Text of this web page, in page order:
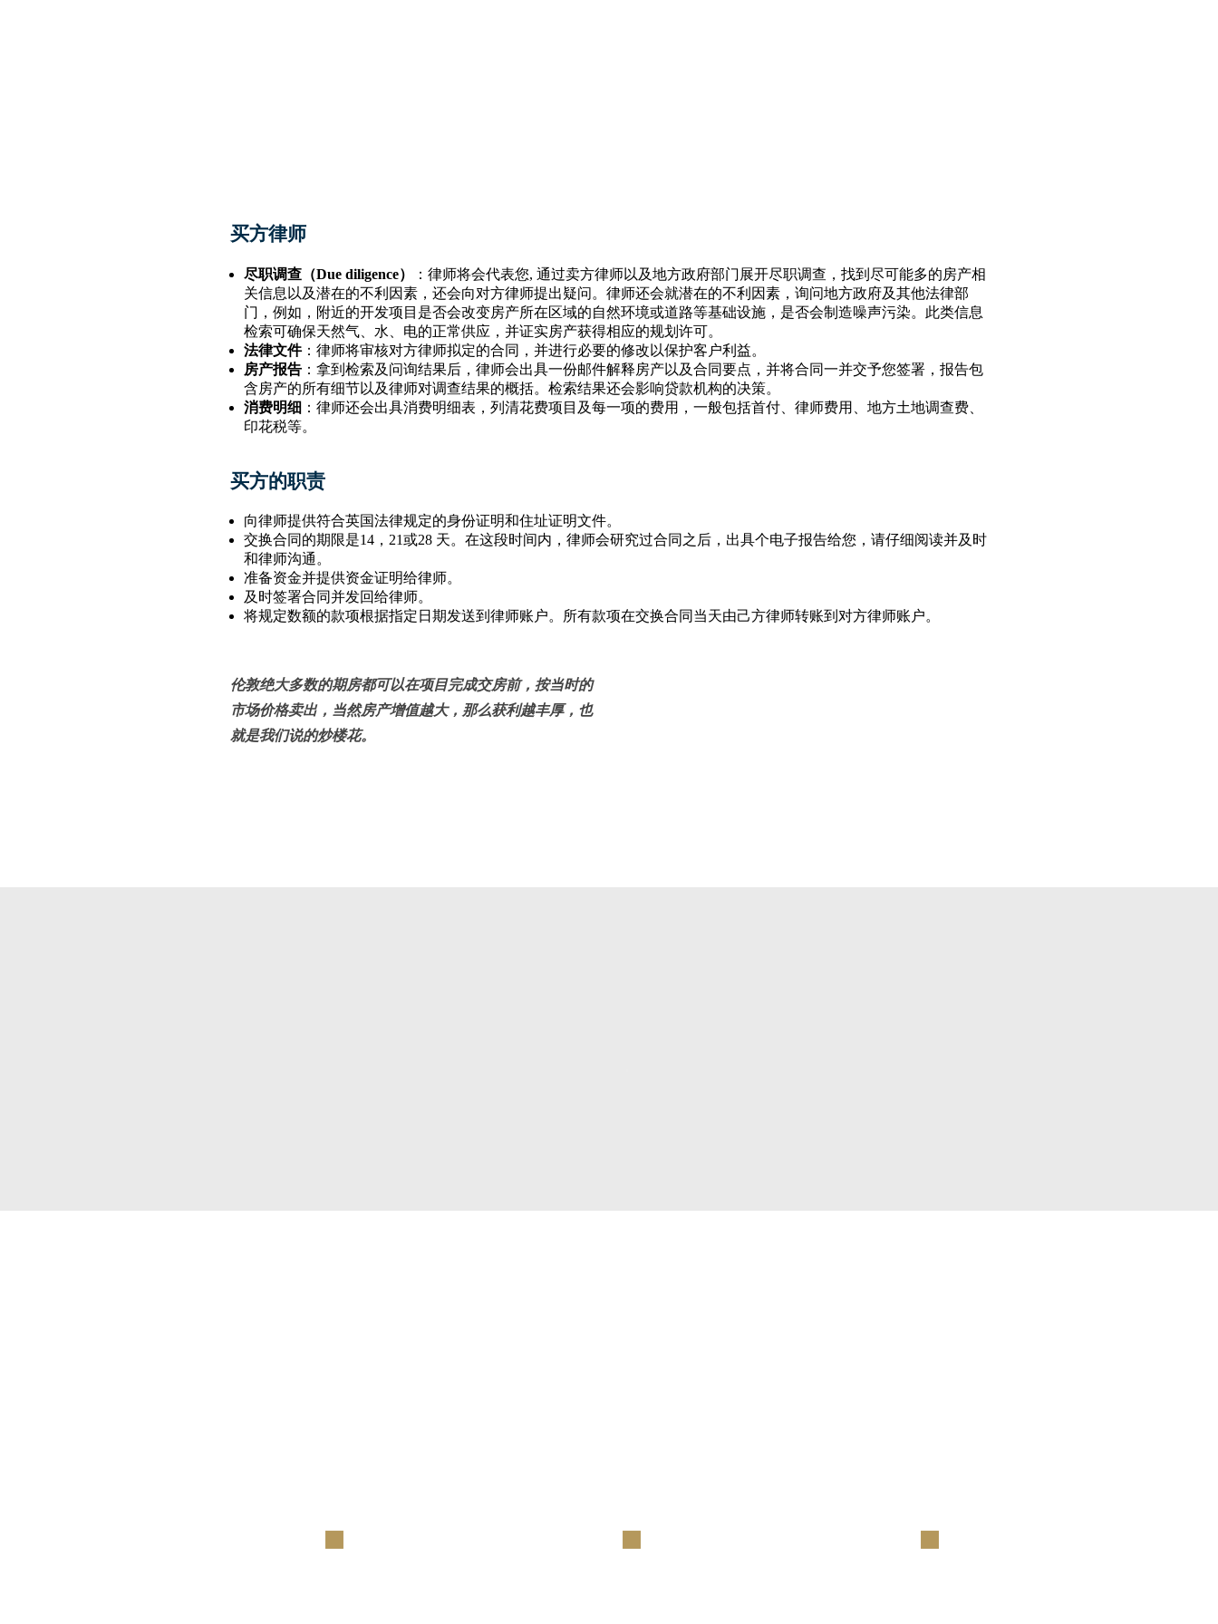
买方律师
尽职调查（Due diligence）
：律师将会代表您, 通过卖方律师以及地方政府部门展开尽职调查，找到尽可能多的房产相
关信息以及潜在的不利因素，还会向对方律师提出疑问。律师还会就潜在的不利因素，询问地方政府及其他法律部
门，例如，附近的开发项目是否会改变房产所在区域的自然环境或道路等基础设施，是否会制造噪声污染。此类信息
检索可确保天然气、水、电的正常供应，并证实房产获得相应的规划许可。
法律文件：律师将审核对方律师拟定的合同，并进行必要的修改以保护客户利益。
房产报告 ：拿到检索及问询结果后，律师会出具一份邮件解释房产以及合同要点，并将合同一并交予您签署，报告包
含房产的所有细节以及律师对调查结果的概括。检索结果还会影响贷款机构的决策。
消费明细 ：律师还会出具消费明细表，列清花费项目及每一项的费用，一般包括首付、律师费用、地方土地调查费、
印花税等。
买方的职责
向律师提供符合英国法律规定的身份证明和住址证明文件。
交换合同的期限是14，21或28 天。在这段时间内，律师会研究过合同之后，出具个电子报告给您，请仔细阅读并及时
和律师沟通。
准备资金并提供资金证明给律师。
及时签署合同并发回给律师。
将规定数额的款项根据指定日期发送到律师账户。所有款项在交换合同当天由己方律师转账到对方律师账户。
伦敦绝大多数的期房都可以在项目完成交房前，按当时的
市场价格卖出，当然房产增值越大，那么获利越丰厚，也
就是我们说的炒楼花。